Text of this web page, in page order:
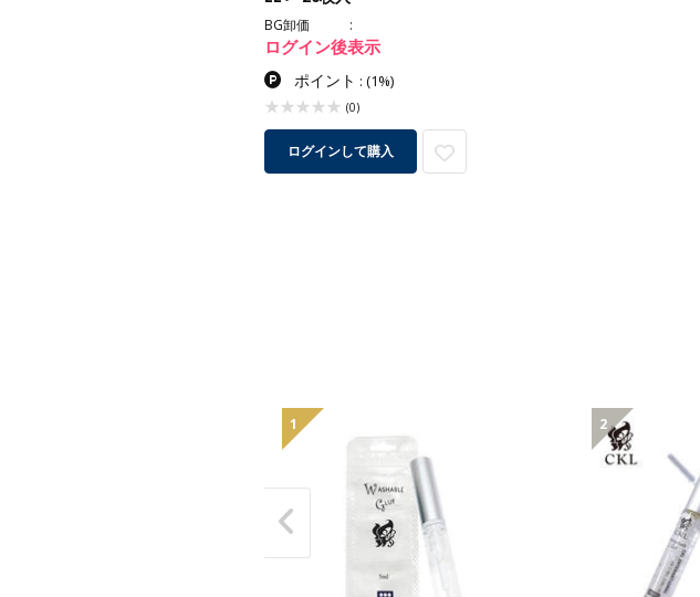
BG卸価
ログイン後表示
ポイント : (1%)
(0)
ログインして購入
1 2